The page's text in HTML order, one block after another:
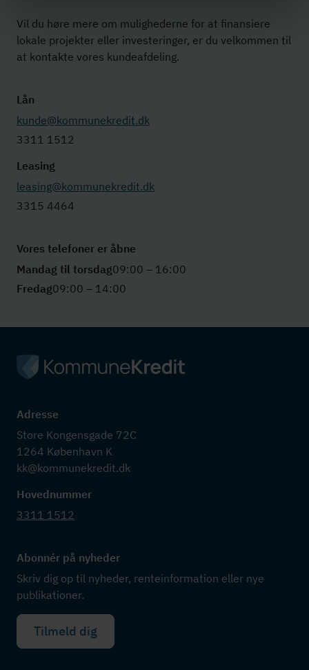
Vil du høre mere om mulighederne for at finansiere
lokale projekter eller investeringer, er du velkommen til
at kontakte vores kundeafdeling.
Lån
kunde@kommunekredit.dk
3311 1512
Leasing
leasing@kommunekredit.dk
3315 4464
Vores telefoner er åbne
Mandag til torsdag09:00 – 16:00
Fredag09:00 – 14:00
Adresse
Store Kongensgade 72C
1264 København K
kk@kommunekredit.dk
Hovednummer
3311 1512
Abonnér på nyheder
Skriv dig op til nyheder, renteinformation eller nye
publikationer.
Tilmeld dig